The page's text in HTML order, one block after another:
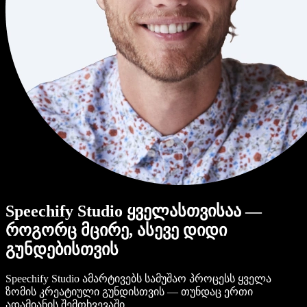
Speechify Studio ყველასთვისაა —
როგორც მცირე, ასევე დიდი
გუნდებისთვის
Speechify Studio ამარტივებს სამუშაო პროცესს ყველა
ზომის კრეატიული გუნდისთვის — თუნდაც ერთი